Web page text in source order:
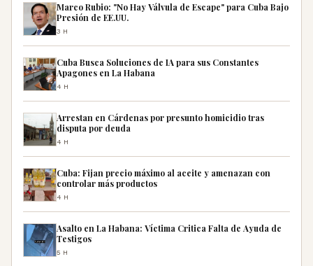
Marco Rubio: "No Hay Válvula de Escape" para Cuba Bajo
Presión de EE.UU.
3H
Cuba Busca Soluciones de IA para sus Constantes
Apagones en La Habana
4H
Arrestan en Cárdenas por presunto homicidio tras
disputa por deuda
4H
Cuba: Fijan precio máximo al aceite y amenazan con
controlar más productos
4H
Asalto en La Habana: Víctima Critica Falta de Ayuda de
Testigos
5H